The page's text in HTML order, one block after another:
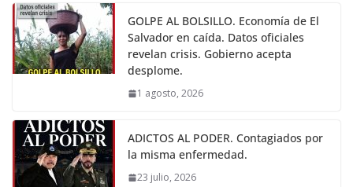
GOLPE AL BOLSILLO. Economía de El
Salvador en caída. Datos oficiales
revelan crisis. Gobierno acepta
desplome.
1 agosto, 2026
ADICTOS AL PODER. Contagiados por
la misma enfermedad.
23 julio, 2026